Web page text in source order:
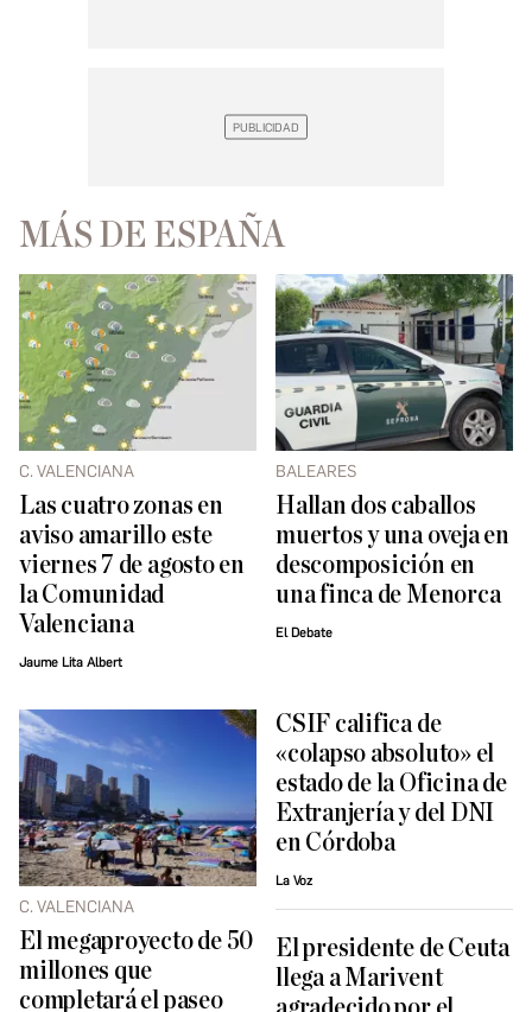
MÁS DE ESPAÑA
C. VALENCIANA
Las cuatro zonas en
aviso amarillo este
viernes 7 de agosto en
la Comunidad
Valenciana
Jaume Lita Albert
BALEARES
Hallan dos caballos
muertos y una oveja en
descomposición en
una finca de Menorca
El Debate
C. VALENCIANA
El megaproyecto de 50
millones que
completará el paseo
CSIF califica de
«colapso absoluto» el
estado de la Oficina de
Extranjería y del DNI
en Córdoba
La Voz
El presidente de Ceuta
llega a Marivent